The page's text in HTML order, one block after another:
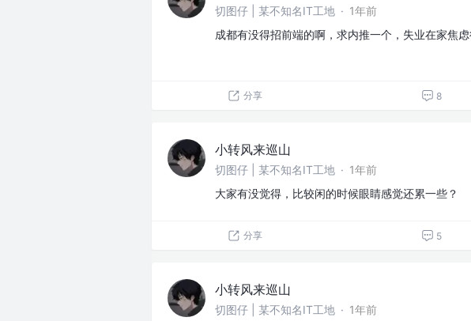
切图仔 | 某不知名IT工地 · 1年前
成都有没得招前端的啊，求内推一个，失业在家焦
分享 8
小转风来巡山
切图仔 | 某不知名IT工地 · 1年前
大家有没觉得，比较闲的时候眼睛感觉还累一些？
分享 5
小转风来巡山
切图仔 | 某不知名IT工地 · 1年前